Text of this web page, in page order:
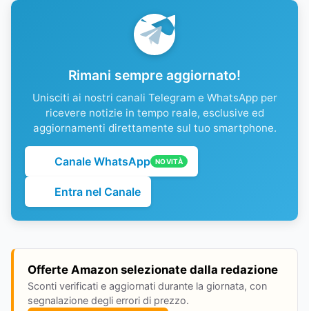
Rimani sempre aggiornato!
Unisciti ai nostri canali Telegram e WhatsApp per
ricevere notizie in tempo reale, esclusive ed
aggiornamenti direttamente sul tuo smartphone.
Canale WhatsApp NOVITÀ
Entra nel Canale
Offerte Amazon selezionate dalla redazione
Sconti verificati e aggiornati durante la giornata, con
segnalazione degli errori di prezzo.